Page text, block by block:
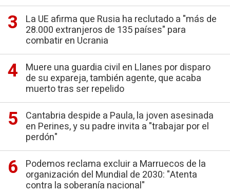
La UE afirma que Rusia ha reclutado a "más de
28.000 extranjeros de 135 países" para
combatir en Ucrania
Muere una guardia civil en Llanes por disparo
de su expareja, también agente, que acaba
muerto tras ser repelido
Cantabria despide a Paula, la joven asesinada
en Perines, y su padre invita a "trabajar por el
perdón"
Podemos reclama excluir a Marruecos de la
organización del Mundial de 2030: "Atenta
contra la soberanía nacional"